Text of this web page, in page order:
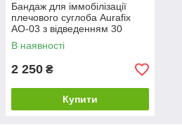
Бандаж для іммобілізації
плечового суглоба Aurafix
AO-03 з відведенням 30
градусів
В наявності
2 250 ₴
Купити